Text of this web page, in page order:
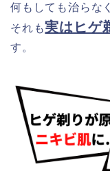
何もしても治らな
それも実はヒゲ
す。